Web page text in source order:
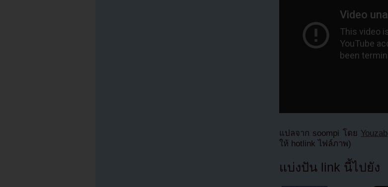
แปลจาก soompi โดย Youzab
ให้ hotlink ไฟล์ภาพ)
แบ่งปัน link นี้ไปยัง